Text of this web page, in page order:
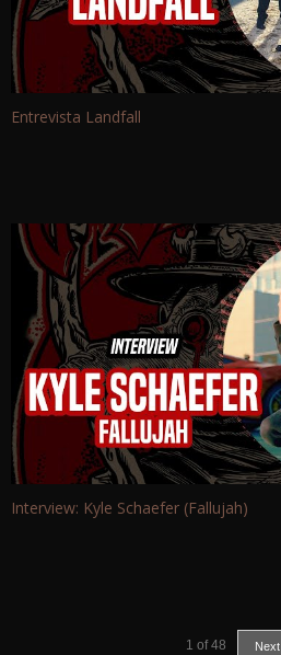
Entrevista Landfall
Interview: Kyle Schaefer (Fallujah)
1 of 48 Next